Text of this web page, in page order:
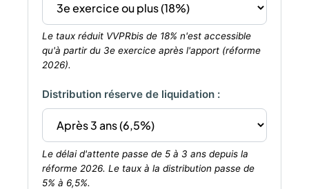
Le taux réduit VVPRbis de 18% n'est accessible
qu'à partir du 3e exercice après l'apport (réforme
2026).
Distribution réserve de liquidation :
Le délai d'attente passe de 5 à 3 ans depuis la
réforme 2026. Le taux à la distribution passe de
5% à 6,5%.